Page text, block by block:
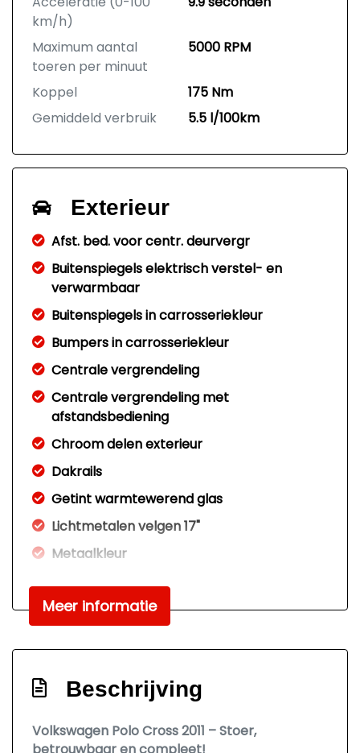
km/h)
Maximum aantal
toeren per minuut
5000 RPM
Koppel
175 Nm
Gemiddeld verbruik
5.5 l/100km
Exterieur
Afst. bed. voor centr. deurvergr
Buitenspiegels elektrisch verstel- en
verwarmbaar
Buitenspiegels in carrosseriekleur
Bumpers in carrosseriekleur
Centrale vergrendeling
Centrale vergrendeling met
afstandsbediening
Chroom delen exterieur
Dakrails
Getint warmtewerend glas
Lichtmetalen velgen 17"
Metaalkleur
Trekhaak
Interieur
Achterbank in delen neerklapbaar
Armsteun voor
Meer informatie
Beschrijving
Volkswagen Polo Cross 2011 – Stoer,